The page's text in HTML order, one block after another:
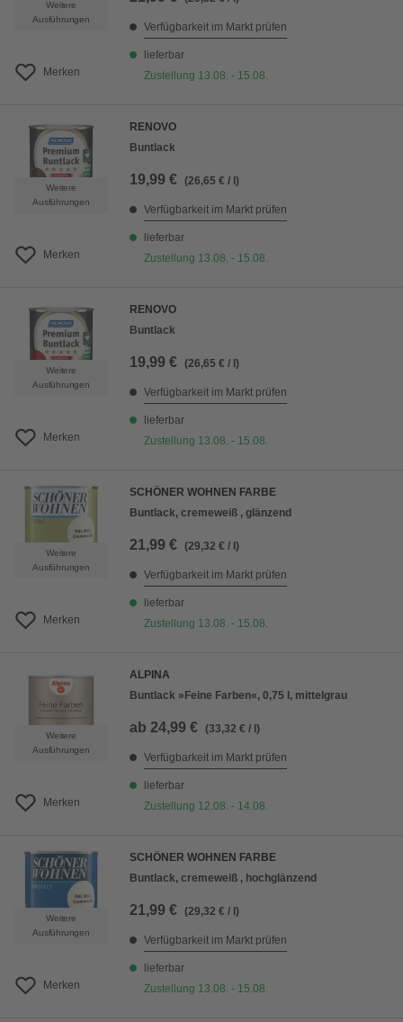
Weitere
Ausführungen
Merken
Verfügbarkeit im Markt prüfen
lieferbar
Zustellung 13.08. - 15.08.
Weitere
Ausführungen
Merken
RENOVO
Buntlack
19,99 € (26,65 € / l)
Verfügbarkeit im Markt prüfen
lieferbar
Zustellung 13.08. - 15.08.
Weitere
Ausführungen
Merken
RENOVO
Buntlack
19,99 € (26,65 € / l)
Verfügbarkeit im Markt prüfen
lieferbar
Zustellung 13.08. - 15.08.
Weitere
Ausführungen
Merken
SCHÖNER WOHNEN FARBE
Buntlack, cremeweiß , glänzend
21,99 € (29,32 € / l)
Verfügbarkeit im Markt prüfen
lieferbar
Zustellung 13.08. - 15.08.
Weitere
Ausführungen
Merken
ALPINA
Buntlack »Feine Farben«, 0,75 l, mittelgrau
ab 24,99 € (33,32 € / l)
Verfügbarkeit im Markt prüfen
lieferbar
Zustellung 12.08. - 14.08.
Weitere
Ausführungen
Merken
SCHÖNER WOHNEN FARBE
Buntlack, cremeweiß , hochglänzend
21,99 € (29,32 € / l)
Verfügbarkeit im Markt prüfen
lieferbar
Zustellung 13.08. - 15.08.